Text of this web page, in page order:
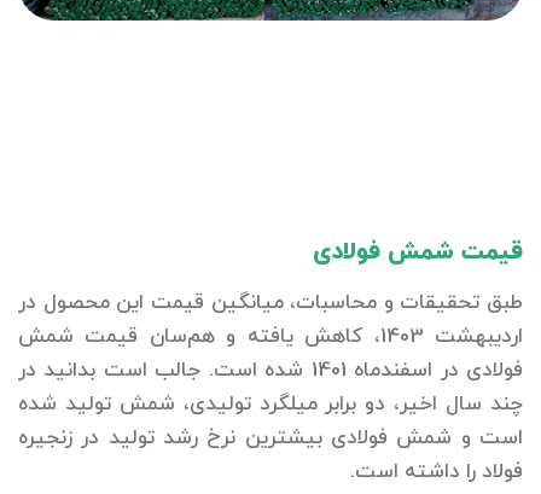
قیمت شمش فولادی
طبق تحقیقات و محاسبات، میانگین قیمت این محصول در
اردیبهشت 1403، کاهش یافته و هم‌سان قیمت شمش
فولادی در اسفندماه 1401 شده است. جالب است بدانید در
چند سال اخیر، دو برابر میلگرد تولیدی، شمش تولید شده
است و شمش فولادی بیشترین نرخ رشد تولید در زنجیره
فولاد را داشته است.